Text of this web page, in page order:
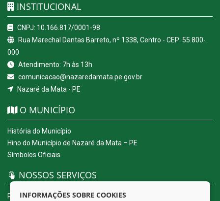
INSTITUCIONAL
CNPJ: 10.166.817/0001-98
Rua Marechal Dantas Barreto, nº 1338, Centro - CEP: 55.800-
000
Atendimento: 7h às 13h
comunicacao@nazaredamata.pe.gov.br
Nazaré da Mata - PE
O MUNICÍPIO
História do Município
Hino do Município de Nazaré da Mata – PE
Símbolos Oficiais
NOSSOS SERVIÇOS
Portal da Transparência
INFORMAÇÕES SOBRE COOKIES